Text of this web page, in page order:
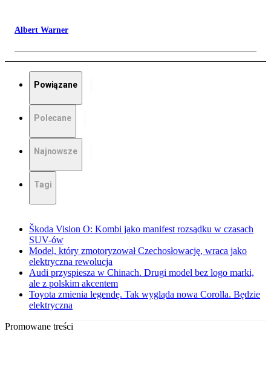
Albert Warner
Powiązane
Polecane
Najnowsze
Tagi
Škoda Vision O: Kombi jako manifest rozsądku w czasach
SUV-ów
Model, który zmotoryzował Czechosłowację, wraca jako
elektryczna rewolucja
Audi przyspiesza w Chinach. Drugi model bez logo marki,
ale z polskim akcentem
Toyota zmienia legendę. Tak wygląda nowa Corolla. Będzie
elektryczna
Promowane treści